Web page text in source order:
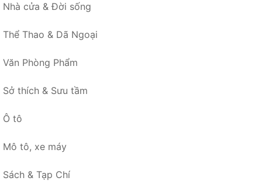
Nhà cửa & Đời sống
Thể Thao & Dã Ngoại
Văn Phòng Phẩm
Sở thích & Sưu tầm
Ô tô
Mô tô, xe máy
Sách & Tạp Chí